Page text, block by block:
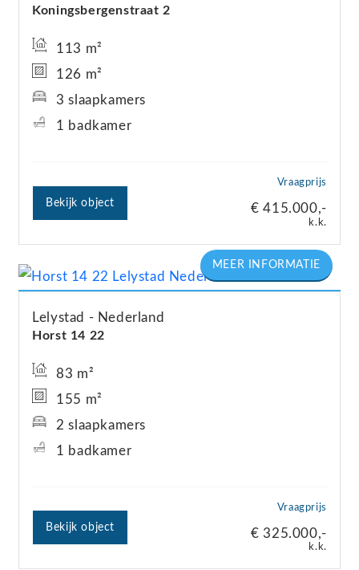
Koningsbergenstraat 2
Vraagprijs
€ 415.000,-
k.k.
113 m²
126 m²
3 slaapkamers
1 badkamer
Bekijk object
Horst 14 22
Lelystad Nederland
Vraagprijs
€ 325.000,-
k.k.
83 m²
155 m²
2 slaapkamers
1 badkamer
Bekijk object